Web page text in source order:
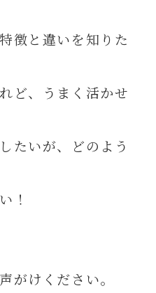
徴と違いを知りた
ど、うまく活かせ
たいが、どのよう
！
がけください。